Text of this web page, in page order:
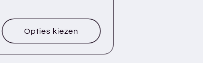
Opties kiezen